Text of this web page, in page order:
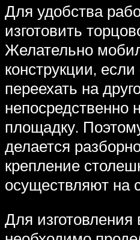
Для удобства
изготовить
Желательно
конструкции,
переехать на
непосредственно
площадку.
делается
крепление
осуществляют на
Для изготовления